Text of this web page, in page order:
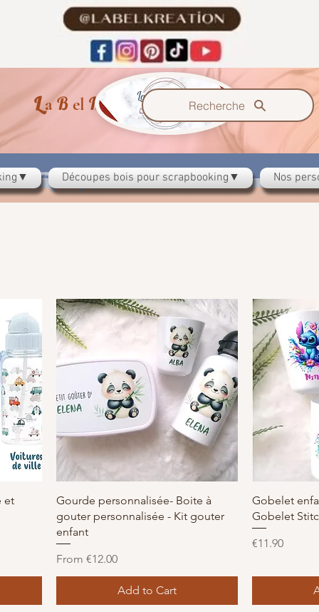
Découpes bois pour scrapbooking▼ Nos
LaB el Kreazzione Recherche
et Quick View
Gourde personnalisée- Boite à
gouter personnalisée - Kit gouter
enfant
From €12.00
Sale Price
Add to Cart
Gobelet
Gobelet
Price
€11.90